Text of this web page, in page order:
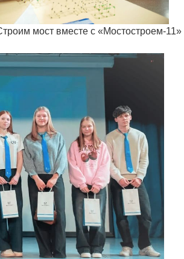
мост вместе с «Мостостроем-11»